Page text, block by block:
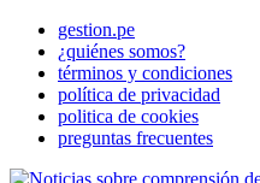
gestion.pe
¿quiénes somos?
términos y condiciones
política de privacidad
politica de cookies
preguntas frecuentes